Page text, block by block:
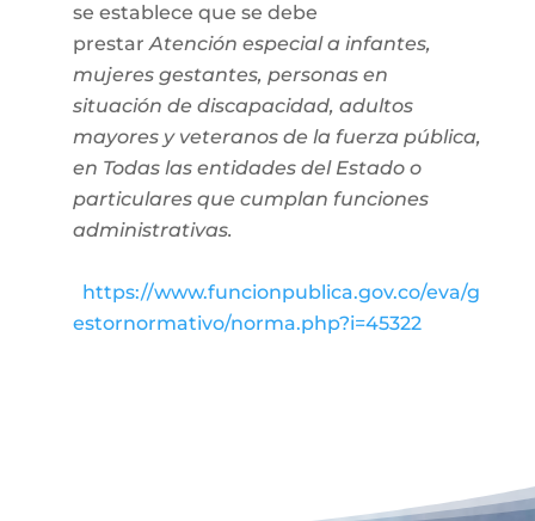
se establece que se debe
prestarAtención especial a infantes,
mujeres gestantes, personas en
situación de discapacidad, adultos
mayores y veteranos de la fuerza pública,
en Todas las entidades del Estado o
particulares que cumplan funciones
administrativas.
https://www.funcionpublica.gov.co/eva/g
estornormativo/norma.php?i=45322